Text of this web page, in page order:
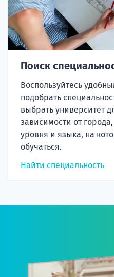
Поиск
Воспользуйтесь
подобрать
выбрать университет
зависимости от
уровня и языка, на
обучаться.
Найти специальность